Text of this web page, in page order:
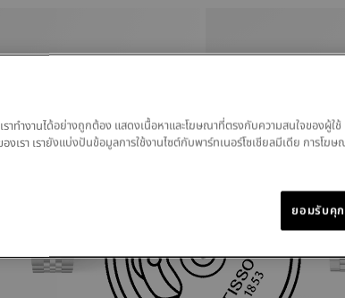
ราทำงานได้อย่างถูกต้อง แสดงเนื้อหาและโฆษณาที่ตรงกับความสนใจของผู้ใ
องเรา เรายังแบ่งปันข้อมูลการใช้งานไซต์กับพาร์ทเนอร์โซเชียลมีเดีย การโฆษ
ยอมรับคุ